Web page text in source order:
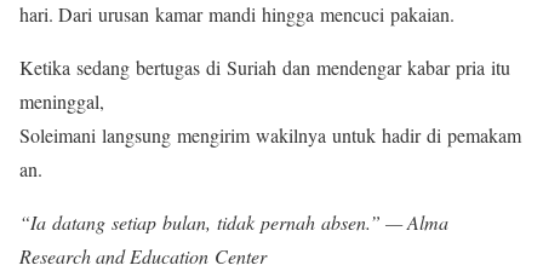
hari. Dari urusan kamar mandi hingga mencuci pakaian.
Ketika sedang bertugas di Suriah dan mendengar kabar pria itu
meninggal,
Soleimani langsung mengirim wakilnya untuk hadir di pemakam
an.
“Ia datang setiap bulan, tidak pernah absen.” — Alma
Research and Education Center